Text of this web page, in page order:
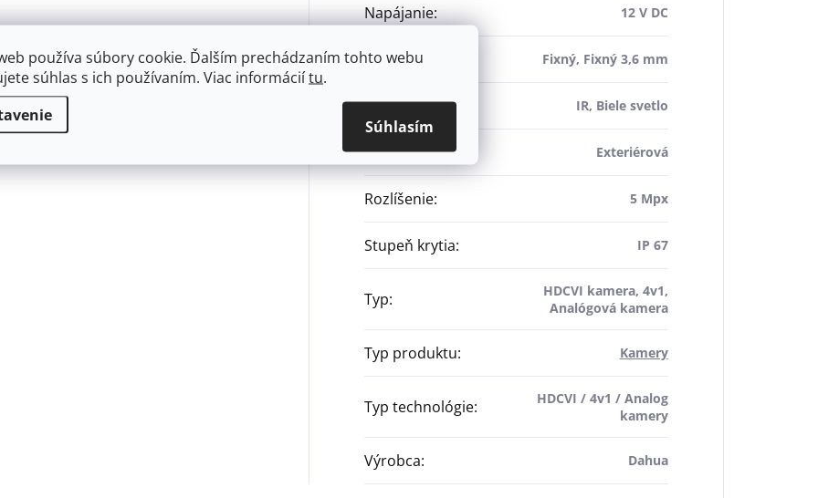
používa súbory cookie. Ďalším prechádzaním tohto webu
súhlas s ich používaním. Viac informáciítu.
Súhlasím
Napájanie: 12 V DC
Objektív: Fixný, Fixný 3,6 mm
Prísvit: IR, Biele svetlo
Prostredie: Exteriérová
Rozlíšenie: 5 Mpx
Stupeň krytia: IP 67
Typ:
HDCVI kamera, 4v1,
Analógová kamera
Typ produktu: Kamery
Typ technológie:
HDCVI / 4v1 / Analog
kamery
Výrobca: Dahua